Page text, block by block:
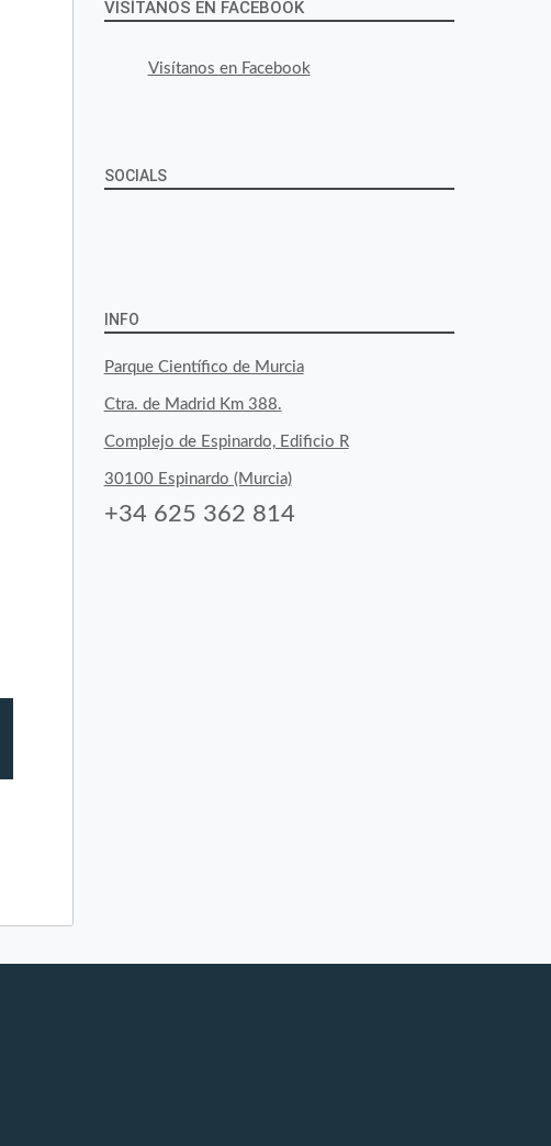
VISÍTANOS EN FACEBOOK
Visítanos en Facebook
SOCIALS
byfoodtopia
en
Facebook
byfoodtopia
en
Twitter
byfoodtopia
en
Instagram
INFO
Parque Científico de Murcia
Ctra. de Madrid Km 388.
Complejo de Espinardo, Edificio R
30100 Espinardo (Murcia)
+34 625 362 814